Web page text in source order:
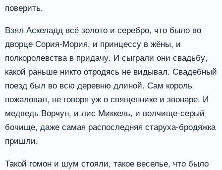
поверить.
Взял Аскеладд всё золото и серебро, что было во
дворце Сория-Мория, и принцессу в жёны, и
полкоролевства в придачу. И сыграли они свадьбу,
какой раньше никто отродясь не видывал. Свадебный
поезд был во всю деревню длиной. Сам король
пожаловал, не говоря уж о священнике и звонаре. И
медведь Ворчун, и лис Миккель, и волчище-серый
бочище, даже самая распоследняя старуха-бродяжка
пришли.
Такой гомон и шум стояли, такое веселье, что было